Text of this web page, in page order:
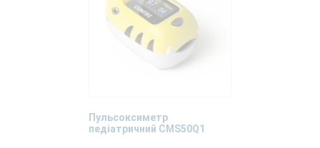
Пульсоксиметр
педіатричний CMS50Q1